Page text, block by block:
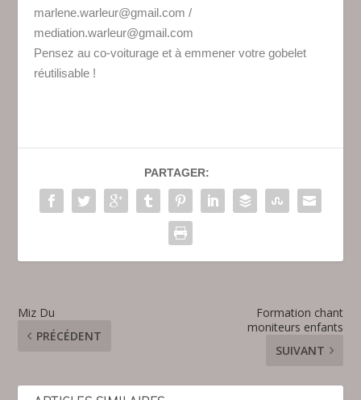
marlene.warleur@gmail.com /
mediation.warleur@gmail.com
Pensez au co-voiturage et à emmener votre gobelet
réutilisable !
PARTAGER:
Miz Du
PRÉCÉDENT
Formation chant
moniteurs enfants
SUIVANT